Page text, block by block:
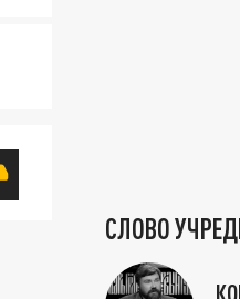
СЛОВО